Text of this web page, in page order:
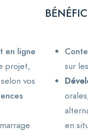
en ligne
projet,
selon vos
sur
en